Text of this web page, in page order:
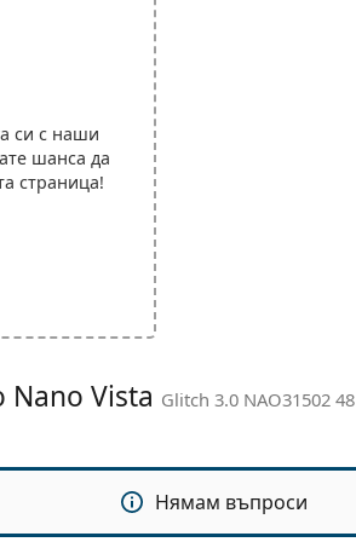
си с наши
шанса да
страница!
Vista Glitch 3.0 NAO31502 48
Нямам въпроси